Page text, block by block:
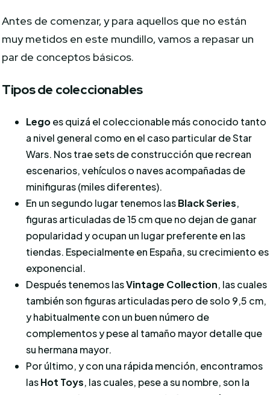
Antes de comenzar, y para aquellos que no están
muy metidos en este mundillo, vamos a repasar un
par de conceptos básicos.
Tipos de coleccionables
Legoes quizá el coleccionable más conocido tanto
a nivel general como en el caso particular de Star
Wars. Nos trae sets de construcción que recrean
escenarios, vehículos o naves acompañadas de
minifiguras (miles diferentes).
En un segundo lugar tenemos lasBlack Series,
figuras articuladas de 15 cm que no dejan de ganar
popularidad y ocupan un lugar preferente en las
tiendas. Especialmente en España, su crecimiento es
exponencial.
Después tenemos lasVintage Collection, las cuales
también son figuras articuladas pero de solo 9,5 cm,
y habitualmente con un buen número de
complementos y pese al tamaño mayor detalle que
su hermana mayor.
Por último, y con una rápida mención, encontramos
lasHot Toys, las cuales, pese a su nombre, son la